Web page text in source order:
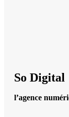
So Digital
l’agence